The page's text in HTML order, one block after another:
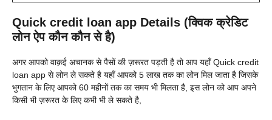
Quick credit loan app Details (क्विक क्रेडिट
लोन ऐप कौन कौन से है)
अगर आपको वाक़ई अचानक से पैसों की ज़रूरत पड़ती है तो आप यहाँQuick credit
loan app से लोन ले सकते है यहाँ आपको 5 लाख तक का लोन मिल जाता है जिसके
भुगतान के लिए आपको 60 महीनों तक का समय भी मिलता है, इस लोन को आप अपने
किसी भी ज़रूरत के लिए कभी भी ले सकते है,